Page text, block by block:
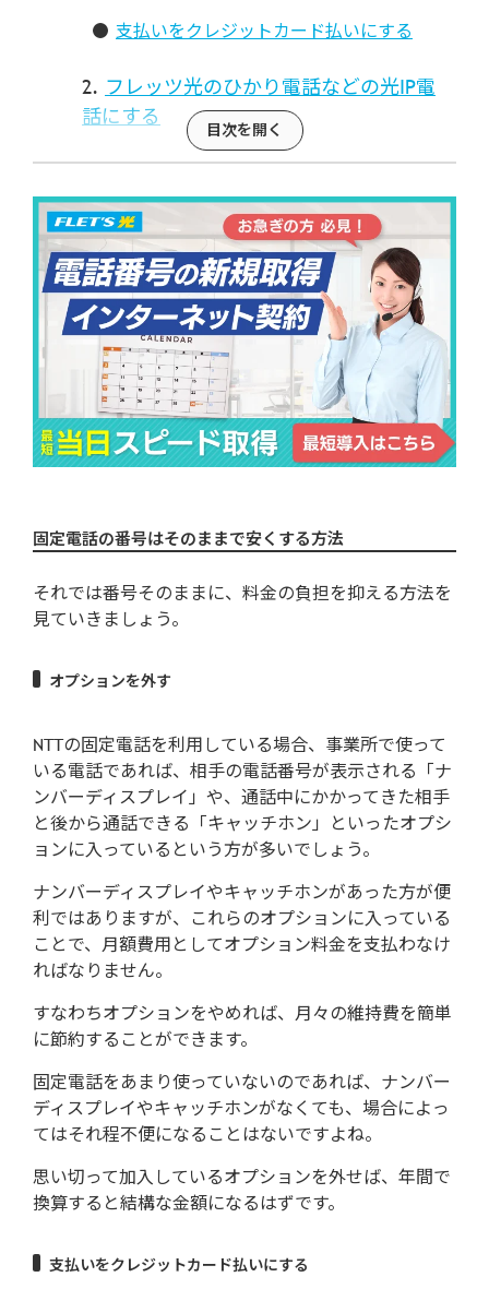
支払いをクレジットカード払いにする
フレッツ光のひかり電話などの光IP電
話にする
固定電話からひかり電話へ乗り換える
と大きなメリットが存在する
固定電話の番号そのままでひかり電話
に安く切り替える方法
ひかり電話とインターネットを利用する場
合
ひかり電話のみ利用の場合はひかり電話ネ
クスト
まとめ：固定電話の番号はそのままで
固定電話の番号はそのままで安くする方法
それでは番号そのままに、料金の負担を抑える方法を
見ていきましょう。
オプションを外す
NTTの固定電話を利用している場合、事業所で使って
いる電話であれば、相手の電話番号が表示される「ナ
ンバーディスプレイ」や、通話中にかかってきた相手
と後から通話できる「キャッチホン」といったオプシ
ョンに入っているという方が多いでしょう。
ナンバーディスプレイやキャッチホンがあった方が便
利ではありますが、これらのオプションに入っている
ことで、月額費用としてオプション料金を支払わなけ
ればなりません。
すなわちオプションをやめれば、月々の維持費を簡単
に節約することができます。
固定電話をあまり使っていないのであれば、ナンバー
ディスプレイやキャッチホンがなくても、場合によっ
てはそれ程不便になることはないですよね。
思い切って加入しているオプションを外せば、年間で
換算すると結構な金額になるはずです。
支払いをクレジットカード払いにする